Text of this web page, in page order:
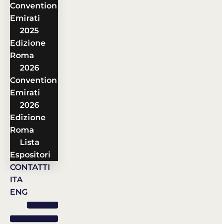
Convention
Emirati
2025
Edizione
Roma
2026
Convention
Emirati
2026
Edizione
Roma
Lista
Espositori
CONTATTI
ITA
ENG